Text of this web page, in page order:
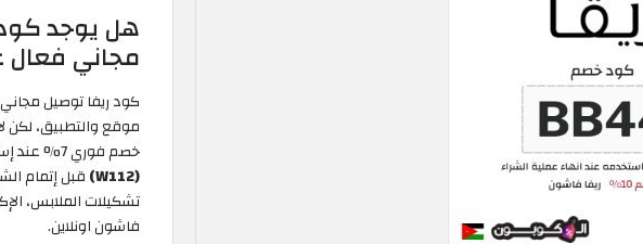
هل يوجد
مجاني فعال
كود ريفا توصيل مجاني
موقع والتطبيق،
خصم فوري 7% عند إستخدام كوبون ريفا التالي
(W112)
قبل إتمام
تشكيلات الملابس،
فاشون اونلاين.